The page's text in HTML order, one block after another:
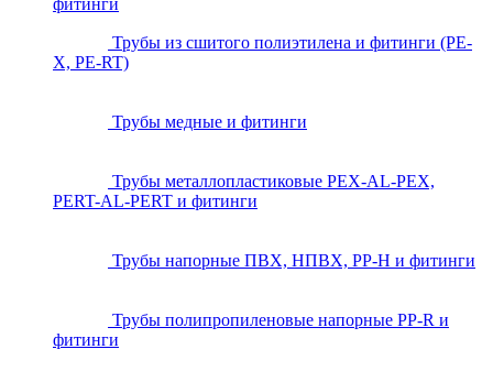
фитинги
Трубы из сшитого полиэтилена и фитинги (PE-
X, PE-RT)
Трубы медные и фитинги
Трубы металлопластиковые PEX-AL-PEX,
PERT-AL-PERT и фитинги
Трубы напорные ПВХ, НПВХ, PP-H и фитинги
Трубы полипропиленовые напорные PP-R и
фитинги